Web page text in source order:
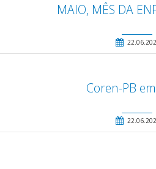
MAIO, MÊS DA
Coren-PB